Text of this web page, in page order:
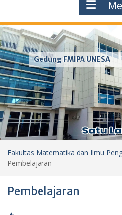
Gedung FMIPA UNESA
Fakultas Matematika dan Ilmu
Pembelajaran
Pembelajaran